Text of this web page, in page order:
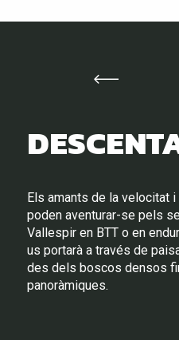
Els amants de la velocitat
poden aventurar-se pels
Vallespir en BTT o en
us portarà a través de
des dels boscos densos
panoràmiques.